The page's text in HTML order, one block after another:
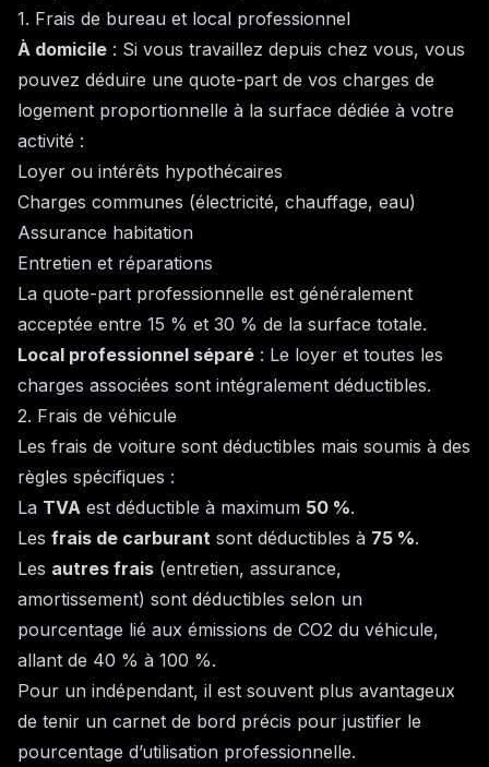
1. Frais de bureau et local professionnel
À domicile : Si vous travaillez depuis chez vous, vous
pouvez déduire une quote-part de vos charges de
logement proportionnelle à la surface dédiée à votre
activité :
Loyer ou intérêts hypothécaires
Charges communes (électricité, chauffage, eau)
Assurance habitation
Entretien et réparations
La quote-part professionnelle est généralement
acceptée entre 15 % et 30 % de la surface totale.
Local professionnel séparé : Le loyer et toutes les
charges associées sont intégralement déductibles.
2. Frais de véhicule
Les frais de voiture sont déductibles mais soumis à des
règles spécifiques :
La TVA est déductible à maximum 50 %.
Les frais de carburant sont déductibles à 75 %.
Les autres frais (entretien, assurance,
amortissement) sont déductibles selon un
pourcentage lié aux émissions de CO2 du véhicule,
allant de 40 % à 100 %.
Pour un indépendant, il est souvent plus avantageux
de tenir un carnet de bord précis pour justifier le
pourcentage d’utilisation professionnelle.